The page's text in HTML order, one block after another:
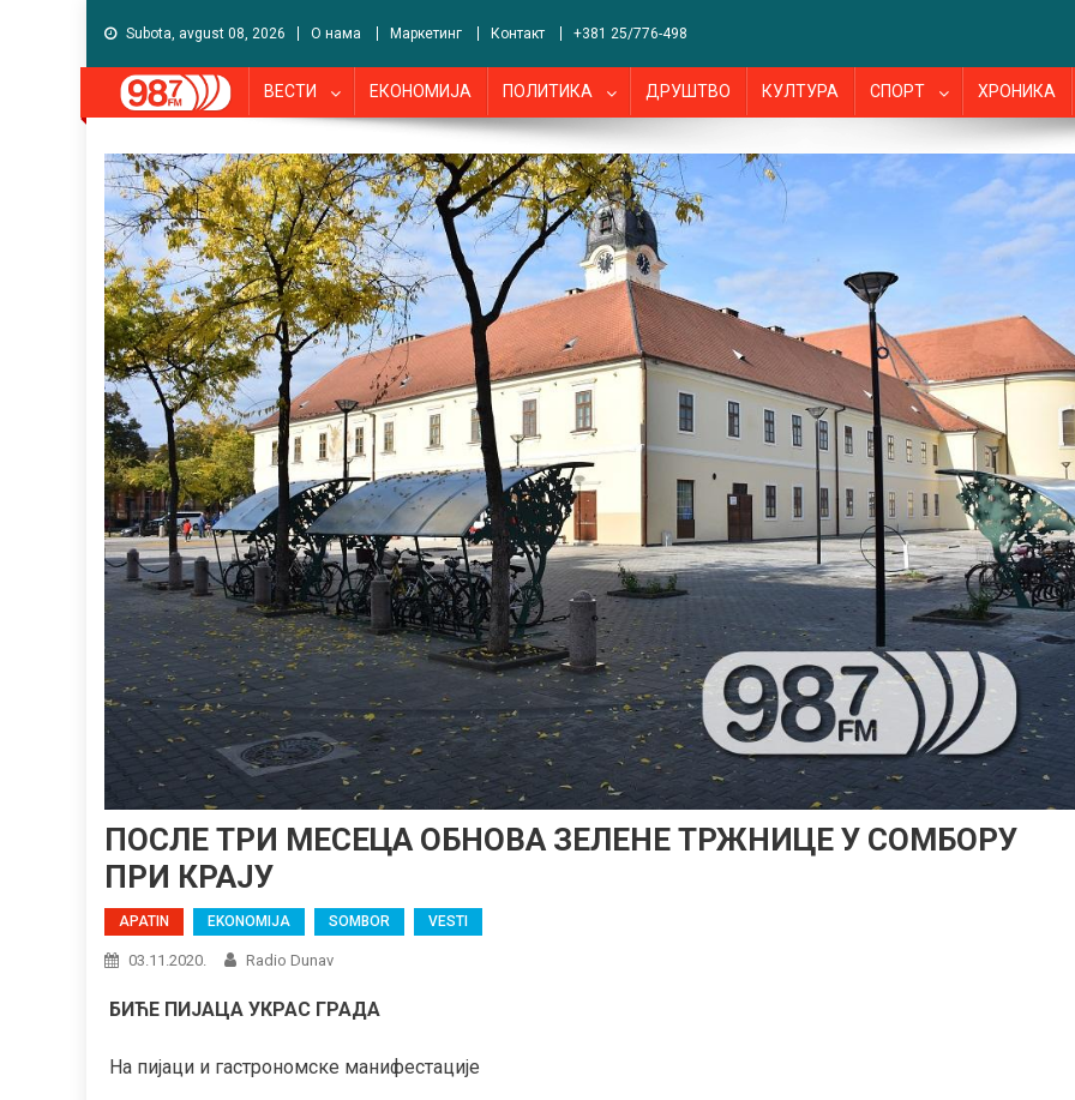
Subota, avgust 08, 2026 О нама Маркетинг Контакт +381 25/776-498
ВЕСТИ ЕКОНОМИЈА ПОЛИТИКА ДРУШТВО КУЛТУРА СПОРТ ХРОНИКА
ПОСЛЕ ТРИ МЕСЕЦА ОБНОВА ЗЕЛЕНЕ ТРЖНИЦЕ У СОМБОРУ
ПРИ КРАЈУ
APATIN EKONOMIJA SOMBOR VESTI
03.11.2020. Radio Dunav
БИЋЕ ПИЈАЦА УКРАС ГРАДА
На пијаци и гастрономске манифестације